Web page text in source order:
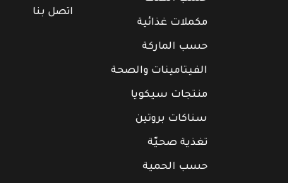
مكملات غذائية
حسب الماركة
الفيتامينات والصحة
منتجات سيكويا
سناكات بروتين
تغذية صحيّة
حسب الحمية
اتصل بنا